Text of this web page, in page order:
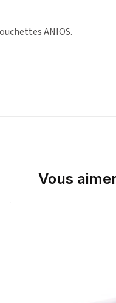
ANIOS.
Vous